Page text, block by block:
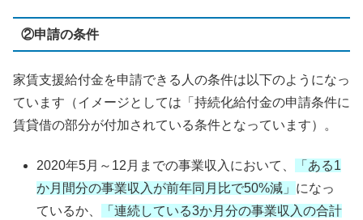
②申請の条件
家賃支援給付金を申請できる人の条件は以下のようになっ
ています（イメージとしては「持続化給付金の申請条件に
賃貸借の部分が付加されている条件となっています）。
2020年5月～12月までの事業収入において、
「ある1
か月間分の事業収入が前年同月比で50%減」 になっ
ているか、
「連続している3か月分の事業収入の合計